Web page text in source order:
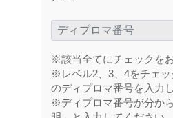
※該当全てにチェックを
※レベル2、3、4をチェッ
のディプロマ番号を入力
※ディプロマ番号が分か